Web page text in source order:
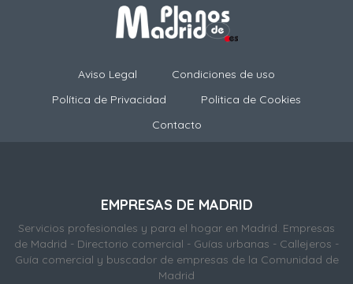
Aviso Legal
Condiciones de uso
Política de Privacidad
Politica de Cookies
Contacto
EMPRESAS DE MADRID
Servicios profesionales y para el hogar en Madrid. Empresas
de Madrid - Directorio comercial - Guías urbanas - Callejeros -
Guía comercial y buscador de empresas de la Comunidad de
Madrid